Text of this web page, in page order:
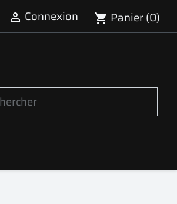
 Connexion shopping_cart Panier(0)